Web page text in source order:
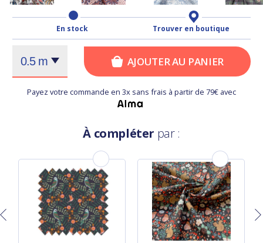
En stock Trouver en boutique
AJOUTER AU PANIER
Payez votre commande en 3x sans frais à partir de 79€ avec
À compléter par :